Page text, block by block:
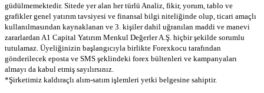
güdülmemektedir. Sitede yer alan her türlü Analiz, fikir, yorum, tablo ve
grafikler genel yatırım tavsiyesi ve finansal bilgi niteliğinde olup, ticari amaçlı
kullanılmasından kaynaklanan ve 3. kişiler dahil uğranılan maddi ve manevi
zararlardan A1 Capital Yatırım Menkul Değerler A.Ş. hiçbir şekilde sorumlu
tutulamaz. Üyeliğinizin başlangıcıyla birlikte Forexkocu tarafından
gönderilecek eposta ve SMS şeklindeki forex bültenleri ve kampanyaları
almayı da kabul etmiş sayılırsınız.
*Şirketimiz kaldıraçlı alım-satım işlemleri yetki belgesine sahiptir.